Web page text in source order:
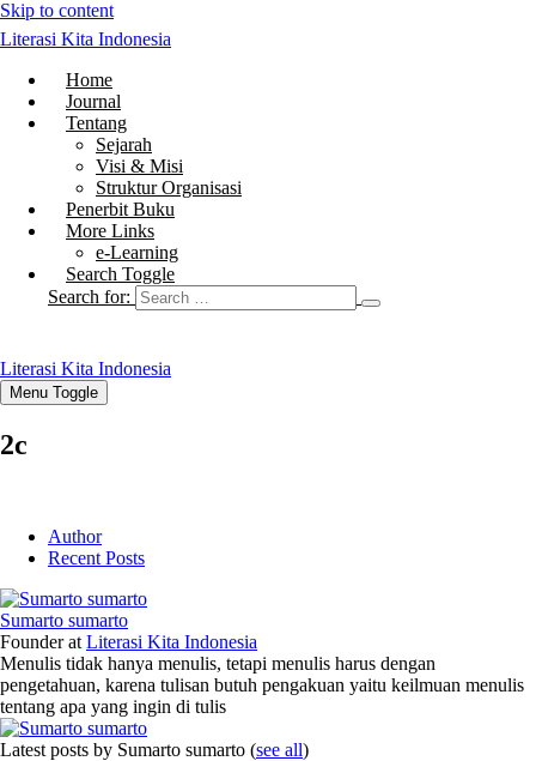
Skip to content
Literasi Kita Indonesia
Home
Journal
Tentang
Sejarah
Visi & Misi
Struktur Organisasi
Penerbit Buku
More Links
e-Learning
Search Toggle
Search for:
Literasi Kita Indonesia
Menu Toggle
2c
Author
Recent Posts
Sumarto sumarto
Founderat Literasi Kita Indonesia
Menulis tidak hanya menulis, tetapi menulis harus dengan
pengetahuan, karena tulisan butuh pengakuan yaitu keilmuan menulis
tentang apa yang ingin di tulis
Latest posts by Sumarto sumarto (see all)